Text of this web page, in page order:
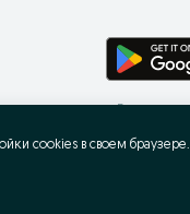
cookies в своeм браузере.